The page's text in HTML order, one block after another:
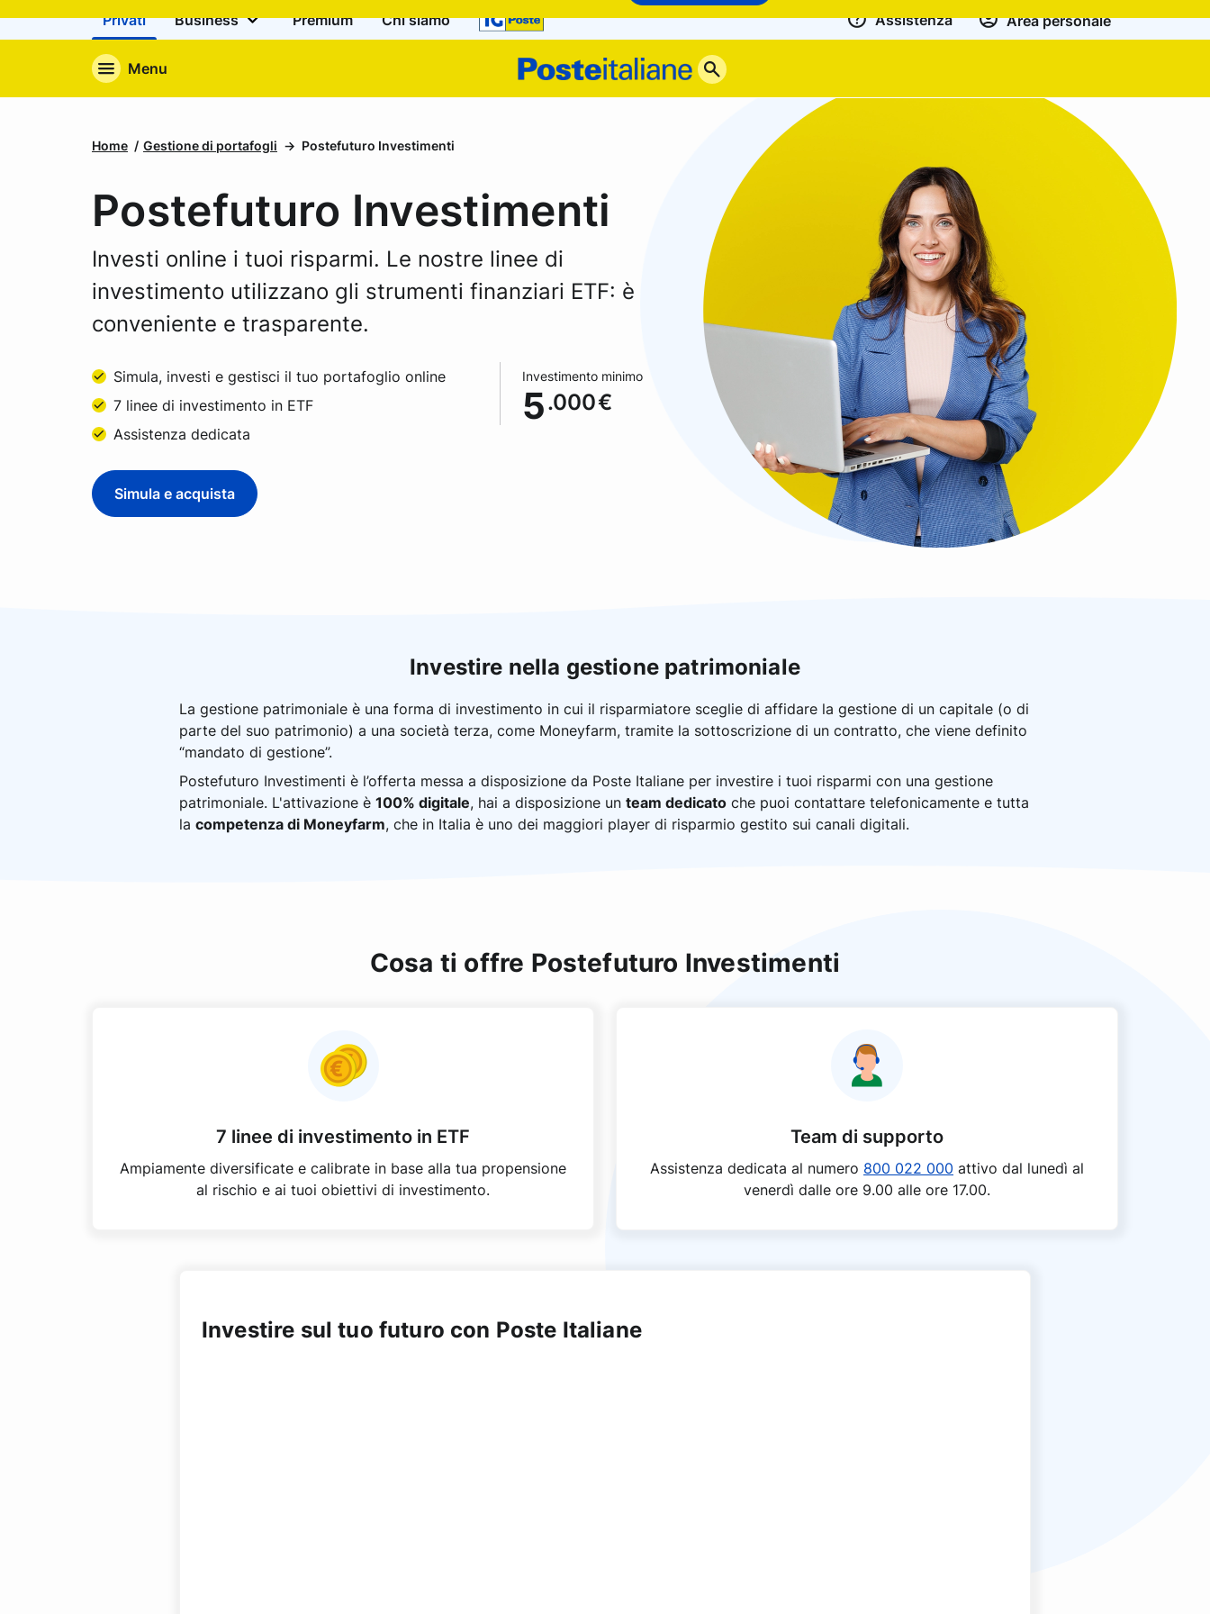
Privati Business Premium Chi siamo Assistenza Area personale
Menu
Poste
Italiane
Home Gestione di portafogli Postefuturo Investimenti
Postefuturo Investimenti
Investi online i tuoi risparmi. Le nostre linee di
investimento utilizzano gli strumenti finanziari ETF: è
conveniente e trasparente.
Simula, investi e gestisci il tuo portafoglio online
7 linee di investimento in ETF
Assistenza dedicata
Investimento minimo
5.000€
Simula e acquista
Investire nella gestione patrimoniale
La gestione patrimoniale è una forma di investimento in cui il risparmiatore sceglie di affidare la gestione di un capitale (o di
parte del suo patrimonio) a una società terza, come Moneyfarm, tramite la sottoscrizione di un contratto, che viene definito
“mandato di gestione”.
Postefuturo Investimenti è l’offerta messa a disposizione da Poste Italiane per investire i tuoi risparmi con una gestione
patrimoniale. L'attivazione è 100% digitale, hai a disposizione un team dedicato che puoi contattare telefonicamente e tutta
la competenza di Moneyfarm, che in Italia è uno dei maggiori player di risparmio gestito sui canali digitali.
Cosa ti offre Postefuturo Investimenti
7 linee di investimento in ETF
Ampiamente diversificate e calibrate in base alla tua propensione
al rischio e ai tuoi obiettivi di investimento.
Team di supporto
Assistenza dedicata al numero 800 022 000 attivo dal lunedì al
venerdì dalle ore 9.00 alle ore 17.00.
Investire sul tuo futuro con Poste Italiane